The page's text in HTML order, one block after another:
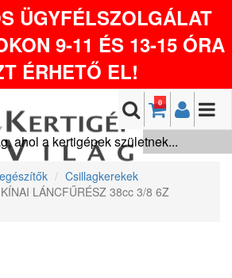
ÜGYFÉLSZOLGÁLAT
9-11 ÉS 13-15 ÓRA
ÉRHETŐ EL!
0
ahol a kertigépek születnek...
Csillagkerekek
LÁNCFŰRÉSZ 38cc 3/8 6Z